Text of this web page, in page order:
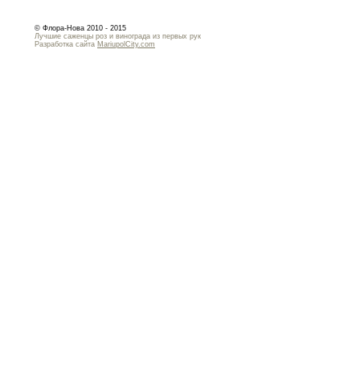
© Флора-Нова 2010 - 2015
Лучшие саженцы роз и винограда из первых рук
Разработка сайта MariupolCity.com